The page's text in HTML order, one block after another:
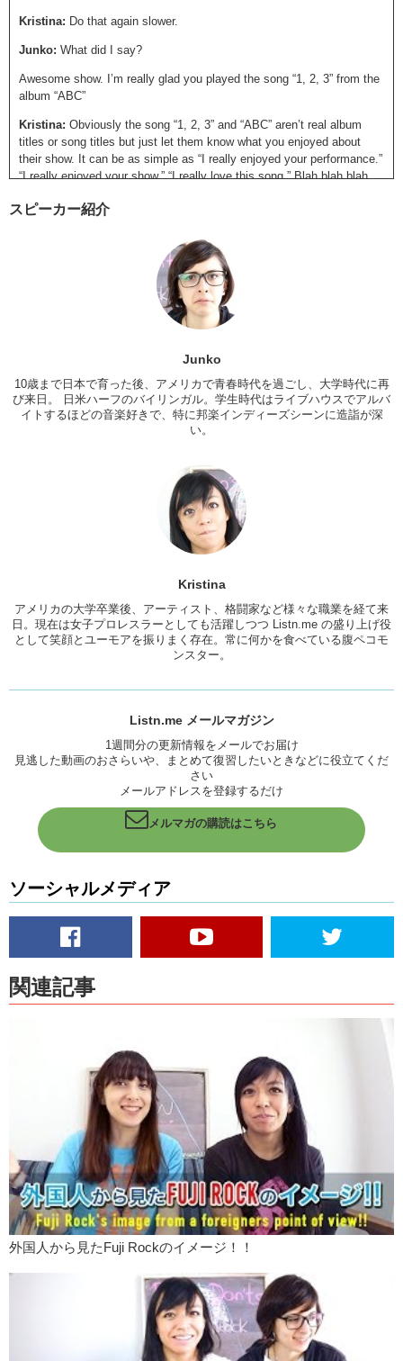
Kristina: Do that again slower.
Junko: What did I say?
Awesome show. I’m really glad you played the song “1, 2, 3” from the
album “ABC”
Kristina: Obviously the song “1, 2, 3” and “ABC” aren’t real album
titles or song titles but just let them know what you enjoyed about
their show. It can be as simple as “I really enjoyed your performance.”
“I really enjoyed your show.” “I really love this song.” Blah blah blah.
Junko:“I really love you”
Can I just…can I just…touch you…?
And then we get comments saying “yes you can”
スピーカー紹介
Junko
10歳まで日本で育った後、アメリカで青春時代を過ごし、大学時代に再
び来日。 日米ハーフのバイリンガル。学生時代はライブハウスでアルバ
イトするほどの音楽好きで、特に邦楽インディーズシーンに造詣が深
い。
Kristina
アメリカの大学卒業後、アーティスト、格闘家など様々な職業を経て来
日。現在は女子プロレスラーとしても活躍しつつ Listn.me の盛り上げ役
として笑顔とユーモアを振りまく存在。常に何かを食べている腹ペコモ
ンスター。
Listn.me メールマガジン
1週間分の更新情報をメールでお届け
見逃した動画のおさらいや、まとめて復習したいときなどに役立てくだ
さい
メールアドレスを登録するだけ
メルマガの購読はこちら
ソーシャルメディア
関連記事
外国人から見たFuji Rockのイメージ！！